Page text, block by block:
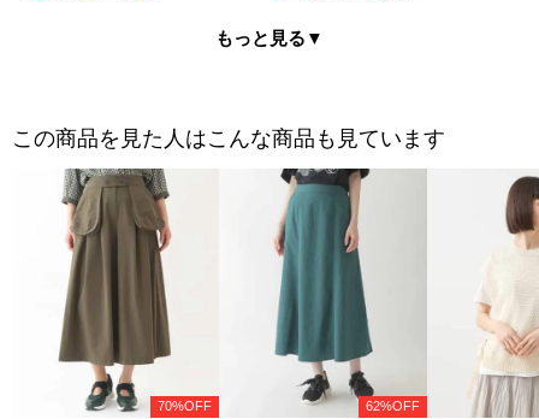
もっと見る▼
この商品を見た人はこんな商品も見ています
70%OFF 62%OFF